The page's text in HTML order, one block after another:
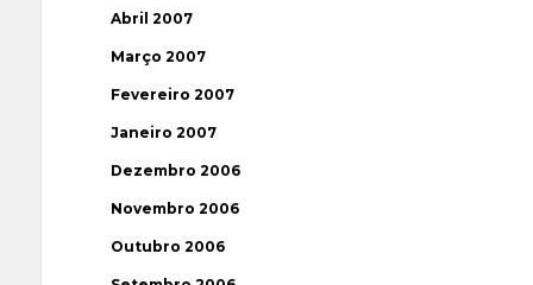
Abril 2007
Março 2007
Fevereiro 2007
Janeiro 2007
Dezembro 2006
Novembro 2006
Outubro 2006